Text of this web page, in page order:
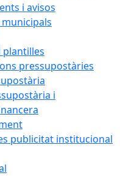
i avisos
plantilles
pressupostàries
i
publicitat institucional